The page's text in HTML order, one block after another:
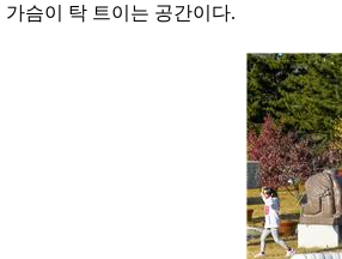
슴이 탁 트이는 공간이다.